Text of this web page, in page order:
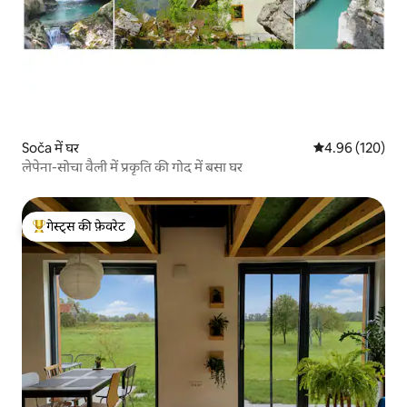
Soča में घर औसत रेटिंग 5 में से
4.96 (120)
लेपेना-सोचा वैली में प्रकृति की गोद में बसा घर
गेस्ट्स का टॉप फ़ेवरेट
गेस्ट्स की फ़ेवरेट